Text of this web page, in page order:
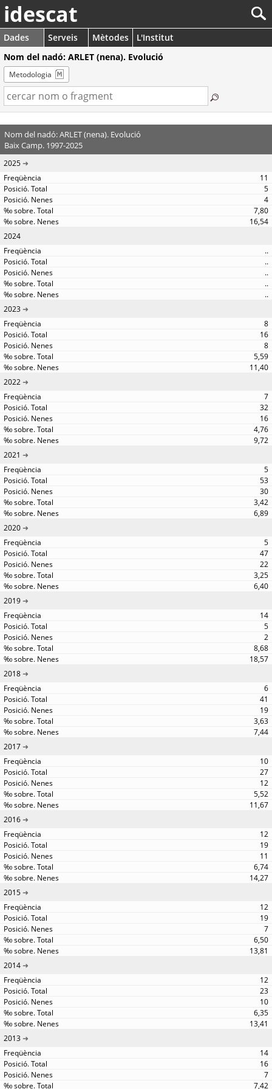
idescat
Dades Serveis Mètodes
L'Institut
Nom del nadó: ARLET (nena). Evolució
Metodologia
Nom del nadó: ARLET (nena). Evolució
Baix Camp. 1997-2025
2025
11
5
4
7,80
16,54
2024
..
..
..
..
..
2023
8
16
8
5,59
11,40
2022
7
32
16
4,76
9,72
2021
5
53
30
3,42
6,89
2020
5
47
22
3,25
6,40
2019
14
5
2
8,68
18,57
2018
6
41
19
3,63
7,44
2017
10
27
12
5,52
11,67
2016
12
19
11
6,74
14,27
2015
12
19
7
6,50
13,81
2014
12
23
10
6,35
13,41
2013
14
16
7
7,42